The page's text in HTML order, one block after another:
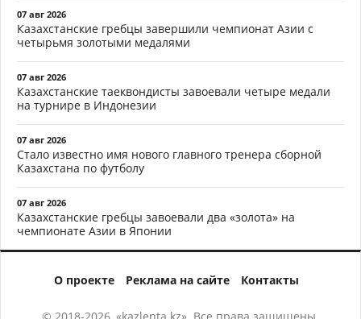
07 авг 2026
Казахстанские гребцы завершили чемпионат Азии с
четырьмя золотыми медалями
07 авг 2026
Казахстанские таеквондисты завоевали четыре медали
на турнире в Индонезии
07 авг 2026
Стало известно имя нового главного тренера сборной
Казахстана по футболу
07 авг 2026
Казахстанские гребцы завоевали два «золота» на
чемпионате Азии в Японии
О проекте Реклама на сайте Контакты